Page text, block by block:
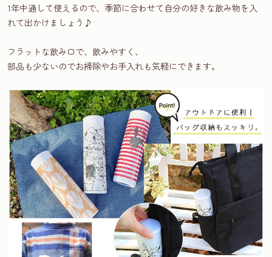
1年中通して使えるので、季節に合わせて自分の好きな飲み物を入
れて出かけましょう♪
フラットな飲み口で、飲みやすく、
部品も少ないのでお掃除やお手入れも気軽にできます。